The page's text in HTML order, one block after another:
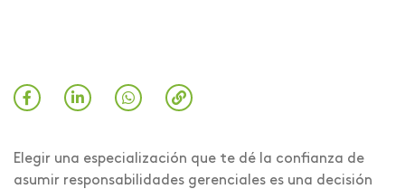
Elegir una especialización que te dé la confianza de
asumir responsabilidades gerenciales es una decisión